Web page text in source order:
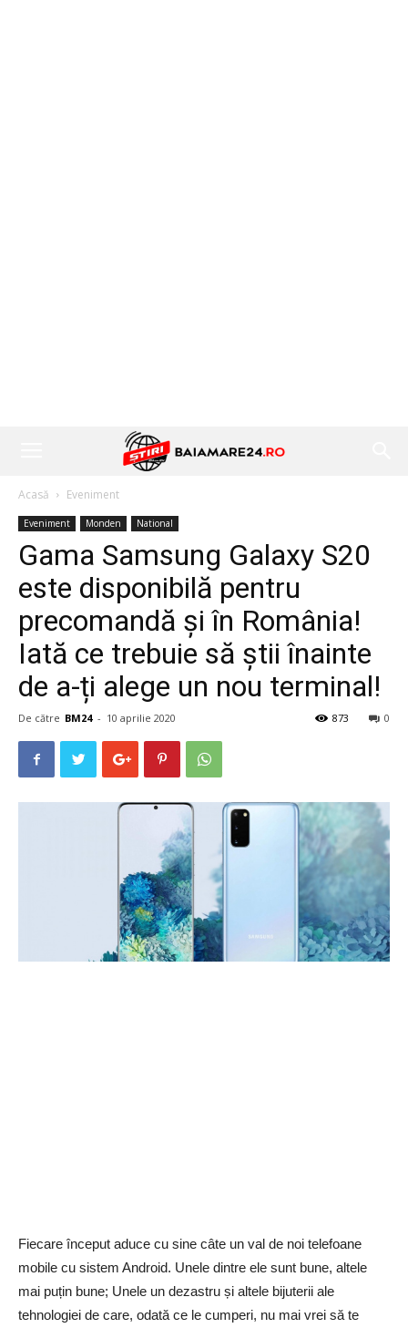
Acasă Eveniment
Eveniment Monden National
Gama Samsung Galaxy S20
este disponibilă pentru
precomandă și în România!
Iată ce trebuie să știi înainte
de a-ți alege un nou terminal!
De către BM24 - 10 aprilie 2020 0
873
Fiecare început aduce cu sine câte un val de noi telefoane
mobile cu sistem Android. Unele dintre ele sunt bune, altele
mai puțin bune; Unele un dezastru și altele bijuterii ale
tehnologiei de care, odată ce le cumperi, nu mai vrei să te